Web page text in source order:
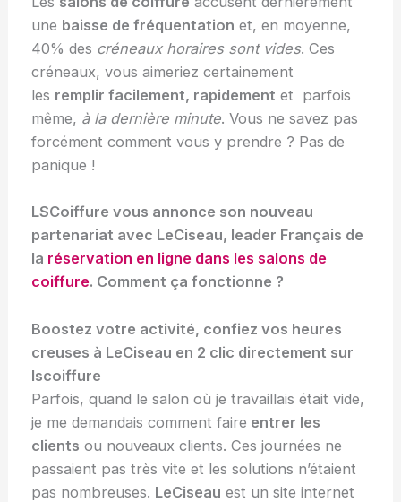
une baisse de fréquentation et, en moyenne,
40% des créneaux horaires sont vides. Ces
créneaux, vous aimeriez certainement
les remplir facilement, rapidement et parfois
même, à la dernière minute. Vous ne savez pas
forcément comment vous y prendre ? Pas de
panique !
LSCoiffure vous annonce son nouveau
partenariat avec LeCiseau, leader Français de
la réservation en ligne dans les salons de
coiffure. Comment ça fonctionne ?
Boostez votre activité, confiez vos heures
creuses à LeCiseau en 2 clic directement sur
lscoiffure
Parfois, quand le salon où je travaillais était vide,
je me demandais comment faire entrer les
clients ou nouveaux clients. Ces journées ne
passaient pas très vite et les solutions n’étaient
pas nombreuses. LeCiseau est un site internet